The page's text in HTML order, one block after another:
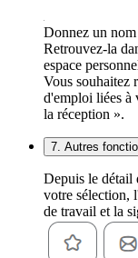
Donnez un
Retrouvez-la
espace
Vous souhaitez
d'emploi liées à
la réception ».
7. Autres
Depuis le détail
votre sélection,
de travail et la